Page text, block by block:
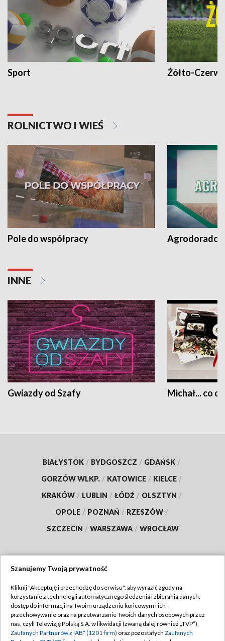
Sport Żółto-
ROLNICTWO I WIEŚ
Pole do współpracy Agrodoradcy
INNE
Gwiazdy od Szafy Michał... co
BIAŁYSTOK / BYDGOSZCZ / GDAŃSK /
GORZÓW WLKP. / KATOWICE / KIELCE /
KRAKÓW / LUBLIN / ŁÓDŹ / OLSZTYN /
OPOLE / POZNAŃ / RZESZÓW /
SZCZECIN / WARSZAWA / WROCŁAW
TVP
Abonament TVP
Emisja w TVP
Regulamin TVP
Polityka prywatności
Szanujemy Twoją prywatność
Kliknij "Akceptuję i przechodzę do serwisu", aby wyrazić zgody na
korzystanie z technologii automatycznego śledzenia i zbierania danych,
dostęp do informacji na Twoim urządzeniu końcowym i ich
przechowywanie oraz na przetwarzanie Twoich danych osobowych przez
nas, czyli Telewizję Polską S.A. w likwidacji (zwaną dalej również „TVP”),
Zaufanych Partnerów z IAB* (1201 firm) oraz pozostałych Zaufanych